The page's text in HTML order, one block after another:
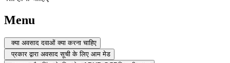
Menu
क्या अवसाद दवाओं क्या करना चाहिए
प्रकार द्वारा अवसाद सूची के लिए आम मेड